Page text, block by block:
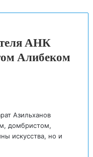
АНК
Алибеком
Азильханов
домбристом,
искусства, но и